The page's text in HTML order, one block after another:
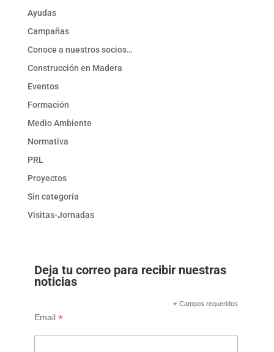
Ayudas
Campañas
Conoce a nuestros socios…
Construcción en Madera
Eventos
Formación
Medio Ambiente
Normativa
PRL
Proyectos
Sin categoría
Visitas-Jornadas
Deja tu correo para recibir nuestras
noticias
* Campos requeridos
Email *